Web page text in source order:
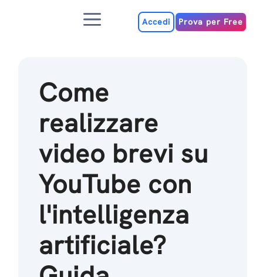
MenuAccedi Prova per Free
Come
realizzare
video brevi su
YouTube con
l'intelligenza
artificiale?